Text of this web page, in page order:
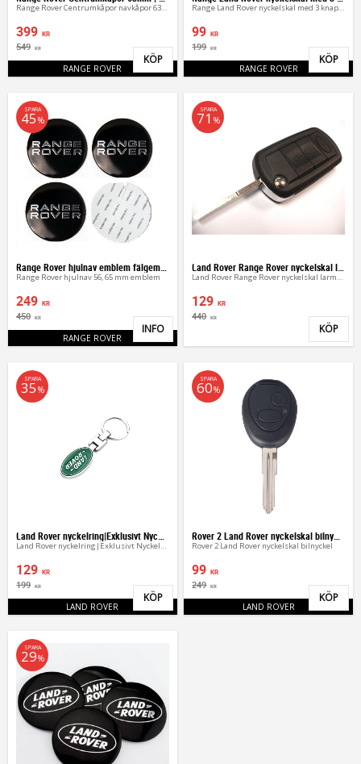
Range Rover Centrumkåpor navkåpor 63mm | 4-pack
399 KR
549 KR
RANGE ROVER Lägg till i favoriter
KÖP
Range Land Rover nyckelskal med 3 knappar
99 KR
199 KR
RANGE ROVER
KÖP
Range Rover hjulnav 56, 65 mm emblem
249 KR
450 KR
SPARA
45 %
RANGE ROVER Lägg till i favoriter
INFO
129 KR
440 KR
SPARA
71 %
KÖP
Land Rover nyckelring|Exklusivt Nyckelhänge
129 KR
199 KR
SPARA
35 %
LAND ROVER Lägg till i favoriter
KÖP
Rover 2 Land Rover nyckelskal bilnyckel
Rover 2 Land Rover nyckelskal bilnyckel
99 KR
249 KR
SPARA
60%
LAND ROVER
KÖP
SPARA
29%